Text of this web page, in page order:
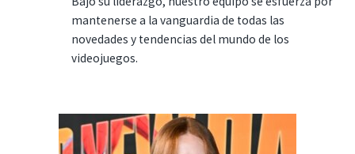
mantenerse a la vanguardia de todas las
novedades y tendencias del mundo de los
videojuegos.